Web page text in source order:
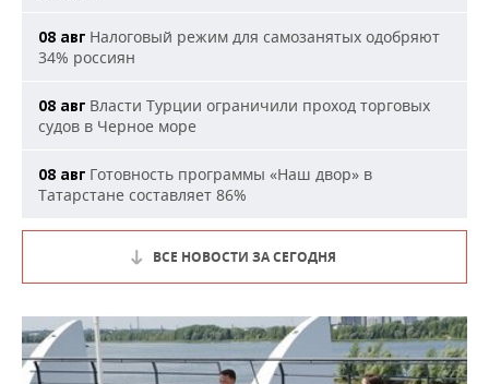
08 авг Налоговый режим для самозанятых одобряют
34% россиян
08 авг Власти Турции ограничили проход торговых
судов в Черное море
08 авг Готовность программы «Наш двор» в
Татарстане составляет 86%
ВСЕ НОВОСТИ ЗА СЕГОДНЯ